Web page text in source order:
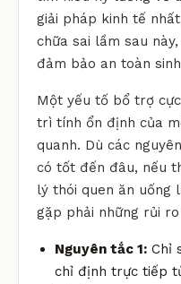
giải pháp kinh tế
chữa sai lầm sau
đảm bảo an toàn
Một yếu tố bổ trợ
trì tính ổn định của
quanh. Dù các
có tốt đến đâu, nếu
lý thói quen ăn uống
gặp phải những rủi
Nguyên tắc 1: Chỉ
chỉ định trực tiếp